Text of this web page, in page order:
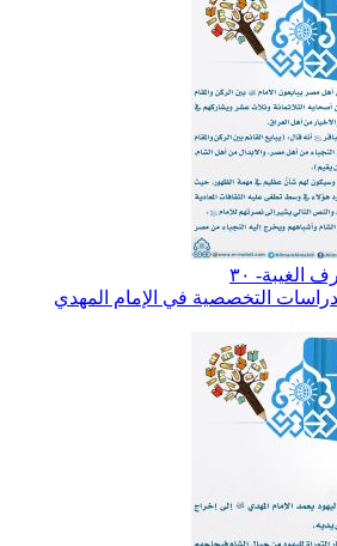
الغيبة- ٣٠
التخصصية في الإمام المهدي